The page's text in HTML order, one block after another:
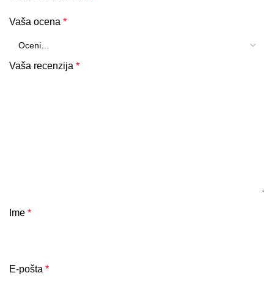
Vaša ocena*
Vaša recenzija*
Ime*
E-pošta*